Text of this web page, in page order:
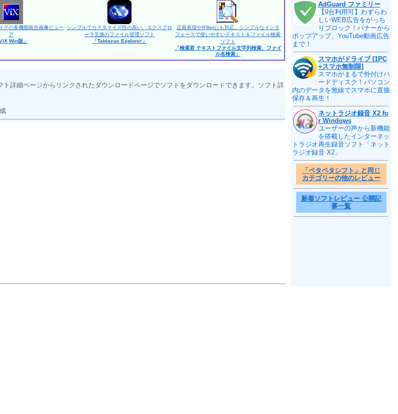
クの多機能統合画像ビュー
ア
ViX Win版」
シンプルでカスタマイズ性の高い、エクスプロ
ーラ互換のファイル管理ソフト
「Tablacus Explorer」
正規表現やIFilterにも対応。シンプルなインタ
フェースで使いやすいテキスト＆ファイル検索
ソフト
「検索君 テキストファイル文字列検索、ファイ
ル名検索」
詳細ページからリンクされたダウンロードページでソフトをダウンロードできます。ソフト詳
AdGuard ファミリー
【9台利用可】わずらわ
しいWEB広告をがっち
りブロック！バナーから
ポップアップ、YouTube動画広告
まで！
スマホがドライブ [1PC
+スマホ無制限]
スマホがまるで外付けハ
ードディスク！パソコン
内のデータを無線でスマホに直接
保存＆再生！
ネットラジオ録音 X2 fo
r Windows
ユーザーの声から新機能
を搭載したインターネッ
トラジオ再生録音ソフト「ネット
ラジオ録音 X2」
「ペタペタシフト」と同じ
カテゴリーの他のレビュー
新着ソフトレビュー 公開記
事一覧